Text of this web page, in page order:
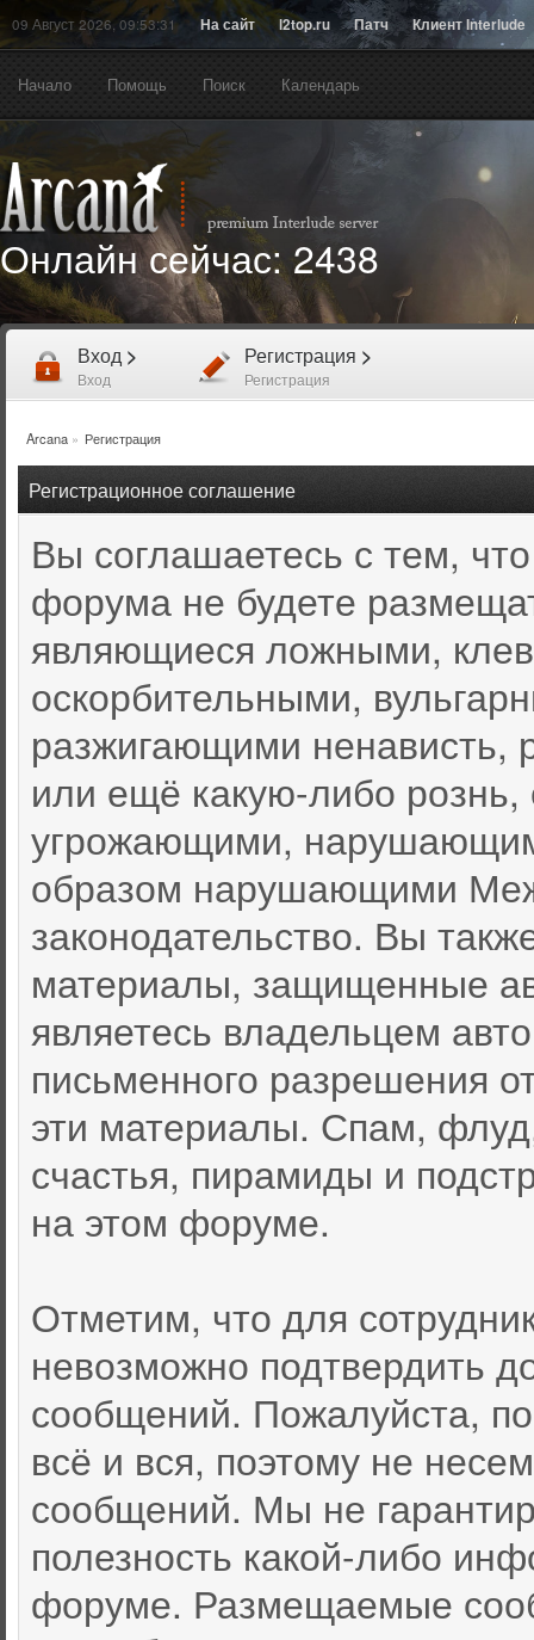
09 Август 2026, 09:53:31 На сайт l2top.ru Патч Клиент Interlude
Начало Помощь Поиск Календарь
Онлайн сейчас:2438
Вход >
Вход
Регистрация >
Регистрация
Arcana» Регистрация
Регистрационное соглашение
Вы соглашаетесь с тем,
форума не будете
являющиеся ложными,
оскорбительными,
разжигающими ненависть,
или ещё какую-либо
угрожающими,
образом нарушающими
законодательство. Вы
материалы, защищенные
являетесь владельцем
письменного разрешения
эти материалы. Спам,
счастья, пирамиды и
на этом форуме.
Отметим, что для
невозможно подтвердить
сообщений. Пожалуйста,
всё и вся, поэтому не
сообщений. Мы не
полезность какой-либо
форуме. Размещаемые